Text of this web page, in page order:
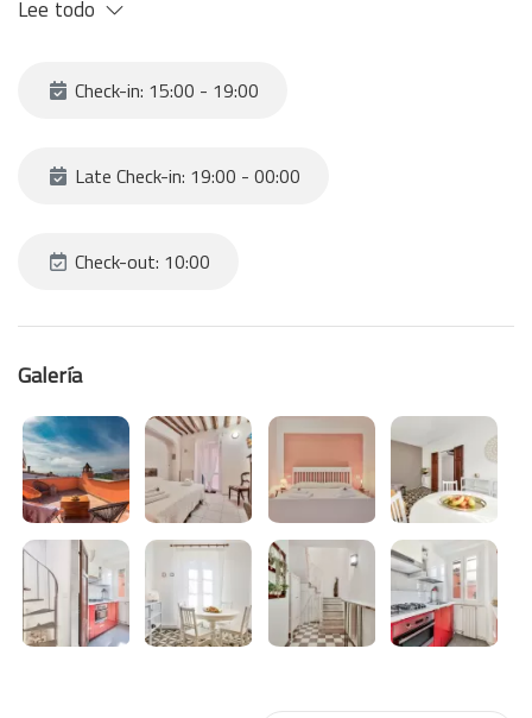
Lee todo
Check-in: 15:00 - 19:00
Late Check-in: 19:00 - 00:00
Check-out: 10:00
Galería